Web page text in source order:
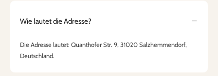
Wie lautet die Adresse?
Die Adresse lautet: Quanthofer Str. 9, 31020 Salzhemmendorf,
Deutschland.